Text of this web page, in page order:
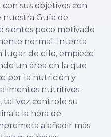
sus objetivos con
nuestra Guía de
sientes poco motivado
normal. Intenta
lugar de ello, empiece
un área en la que
por la nutrición y
nutritivos
tal vez controle su
a la hora de
a añadir más